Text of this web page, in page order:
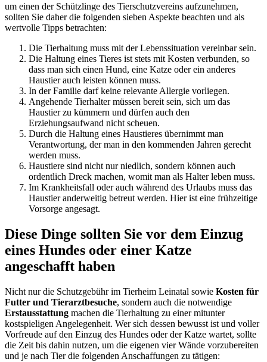
um einen der Schützlinge des Tierschutzvereins aufzunehmen,
sollten Sie daher die folgenden sieben Aspekte beachten und als
wertvolle Tipps betrachten:
Die Tierhaltung muss mit der Lebenssituation vereinbar sein.
Die Haltung eines Tieres ist stets mit Kosten verbunden, so
dass man sich einen Hund, eine Katze oder ein anderes
Haustier auch leisten können muss.
In der Familie darf keine relevante Allergie vorliegen.
Angehende Tierhalter müssen bereit sein, sich um das
Haustier zu kümmern und dürfen auch den
Erziehungsaufwand nicht scheuen.
Durch die Haltung eines Haustieres übernimmt man
Verantwortung, der man in den kommenden Jahren gerecht
werden muss.
Haustiere sind nicht nur niedlich, sondern können auch
ordentlich Dreck machen, womit man als Halter leben muss.
Im Krankheitsfall oder auch während des Urlaubs muss das
Haustier anderweitig betreut werden. Hier ist eine frühzeitige
Vorsorge angesagt.
Diese Dinge sollten Sie vor dem Einzug
eines Hundes oder einer Katze
angeschafft haben
Nicht nur die Schutzgebühr im Tierheim Leinatal sowie Kosten für
Futter und Tierarztbesuche, sondern auch die notwendige
Erstausstattung machen die Tierhaltung zu einer mitunter
kostspieligen Angelegenheit. Wer sich dessen bewusst ist und voller
Vorfreude auf den Einzug des Hundes oder der Katze wartet, sollte
die Zeit bis dahin nutzen, um die eigenen vier Wände vorzubereiten
und je nach Tier die folgenden Anschaffungen zu tätigen: